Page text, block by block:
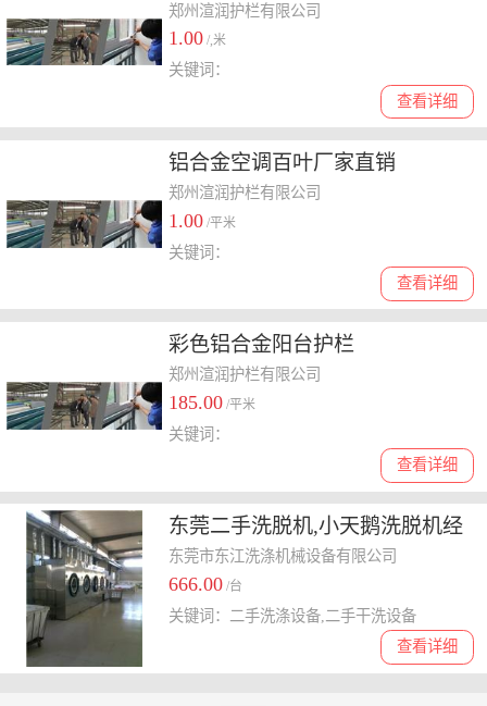
郑州渲润护栏有限公司
1.00 /,米
查看详细
关键词：
铝合金空调百叶厂家直销
郑州渲润护栏有限公司
1.00 /平米
查看详细
关键词：
彩色铝合金阳台护栏
郑州渲润护栏有限公司
185.00 /平米
查看详细
关键词：
东莞二手洗脱机,小天鹅洗脱机经
销,航星二手洗脱机价格
东莞市东江洗涤机械设备有限公司
666.00 /台
查看详细
关键词：二手洗涤设备,二手干洗设备